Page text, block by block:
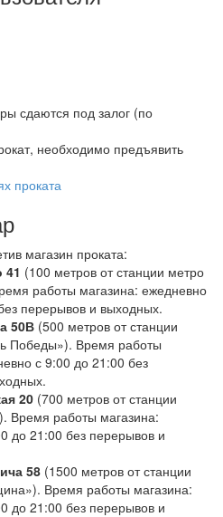
сдаются под залог (по
необходимо предъявить
проката
магазин проката:
41 (100 метров от станции метро
работы магазина: ежедневно
перерывов и выходных.
50В (500 метров от станции
Победы»). Время работы
с 9:00 до 21:00 без
20 (700 метров от станции
Время работы магазина:
до 21:00 без перерывов и
58 (1500 метров от станции
Время работы магазина:
до 21:00 без перерывов и